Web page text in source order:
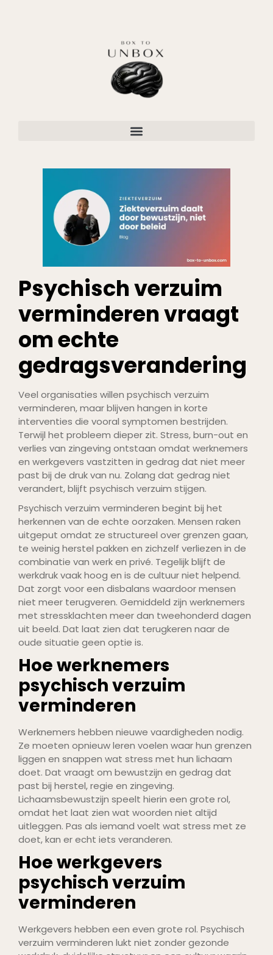
Psychisch verzuim
verminderen vraagt
om echte
gedragsverandering
Veel organisaties willen psychisch verzuim
verminderen, maar blijven hangen in korte
interventies die vooral symptomen bestrijden.
Terwijl het probleem dieper zit. Stress, burn-out en
verlies van zingeving ontstaan omdat werknemers
en werkgevers vastzitten in gedrag dat niet meer
past bij de druk van nu. Zolang dat gedrag niet
verandert, blijft psychisch verzuim stijgen.
Psychisch verzuim verminderen begint bij het
herkennen van de echte oorzaken. Mensen raken
uitgeput omdat ze structureel over grenzen gaan,
te weinig herstel pakken en zichzelf verliezen in de
combinatie van werk en privé. Tegelijk blijft de
werkdruk vaak hoog en is de cultuur niet helpend.
Dat zorgt voor een disbalans waardoor mensen
niet meer terugveren. Gemiddeld zijn werknemers
met stressklachten meer dan tweehonderd dagen
uit beeld. Dat laat zien dat terugkeren naar de
oude situatie geen optie is.
Hoe werknemers
psychisch verzuim
verminderen
Werknemers hebben nieuwe vaardigheden nodig.
Ze moeten opnieuw leren voelen waar hun grenzen
liggen en snappen wat stress met hun lichaam
doet. Dat vraagt om bewustzijn en gedrag dat
past bij herstel, regie en zingeving.
Lichaamsbewustzijn speelt hierin een grote rol,
omdat het laat zien wat woorden niet altijd
uitleggen. Pas als iemand voelt wat stress met ze
doet, kan er echt iets veranderen.
Hoe werkgevers
psychisch verzuim
verminderen
Werkgevers hebben een even grote rol. Psychisch
verzuim verminderen lukt niet zonder gezonde